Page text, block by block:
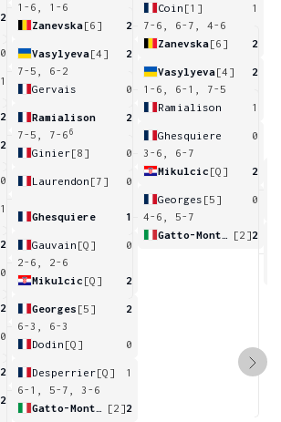
2
0
1
2
2
0
1
2
0
2
0
2
2
1-6, 1-6
Zanevska[6] 2
Vasylyeva[4]
2
7-5, 6-2
Gervais
0
Ramialison
2
7-5, 7-6 6
Ginier[8] 0
Laurendon [7] 0
Ghesquiere 1
Gauvain [Q]
0
2-6, 2-6
Mikulcic [Q] 2
Georges [5]
2
6-3, 6-3
Dodin [Q] 0
Desperrier[Q]
1
6-1, 5-7, 3-6
[2]2
Coin [1]
1
7-6, 6-7, 4-6
Zanevska[6] 2
Vasylyeva[4]
2
1-6, 6-1, 7-5
Ramialison
1
Ghesquiere
0
3-6, 6-7
Mikulcic [Q] 2
Georges [5]
0
4-6, 5-7
[2]2